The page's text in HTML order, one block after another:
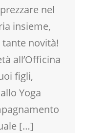
nel
insieme,
novità!
all’Officina
figli,
Yoga
[…]